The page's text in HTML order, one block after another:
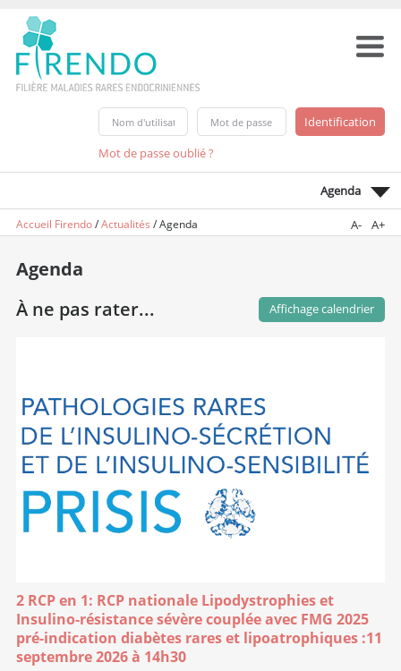
Mot de passe oublié ?
Agenda
Accueil Firendo/Actualités /Agenda A- A+
Agenda
À ne pas rater... Affichage calendrier
2 RCP en 1: RCP nationale Lipodystrophies et
Insulino-résistance sévère couplée avec FMG 2025
pré-indication diabètes rares et lipoatrophiques :11
septembre 2026 à 14h30